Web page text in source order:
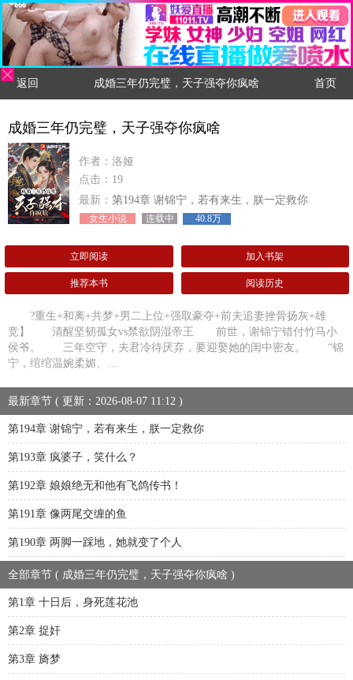
返回 成婚三年仍完璧，天子强夺你疯啥 首页
成婚三年仍完璧，天子强夺你疯啥
作者：洛娅
点击：19
最新： 第194章 谢锦宁，若有来生，朕一定救你
女生小说 连载中 40.8万
立即阅读 加入书架
推荐本书 阅读历史
?重生+和离+共梦+男二上位+强取豪夺+前夫追妻挫骨扬灰+雄
竞】 清醒坚韧孤女vs禁欲阴湿帝王 前世，谢锦宁错付竹马小
侯爷。 三年空守，夫君冷待厌弃，要迎娶她的闺中密友。 “锦
宁，绾绾温婉柔媚、…
最新章节 ( 更新：2026-08-07 11:12 )
第194章 谢锦宁，若有来生，朕一定救你
第193章 疯婆子，笑什么？
第192章 娘娘绝无和他有飞鸽传书！
第191章 像两尾交缠的鱼
第190章 两脚一踩地，她就变了个人
全部章节 ( 成婚三年仍完璧，天子强夺你疯啥 )
第1章 十日后，身死莲花池
第2章 捉奸
第3章 旖梦